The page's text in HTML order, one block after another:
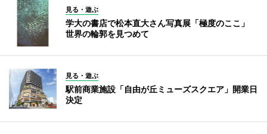
見る・遊ぶ
学大の書店で松本直大さん写真展「極度のここ」
世界の輪郭を見つめて
見る・遊ぶ
駅前商業施設「自由が丘ミューズスクエア」開業日
決定